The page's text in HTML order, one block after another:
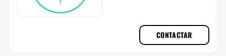
CONTACTAR